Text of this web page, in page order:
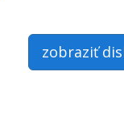
zobraziť